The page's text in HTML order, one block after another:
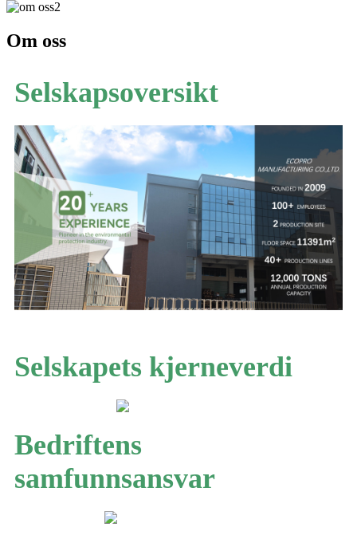
Om oss
Selskapsoversikt
Selskapets kjerneverdi
Bedriftens
samfunnsansvar